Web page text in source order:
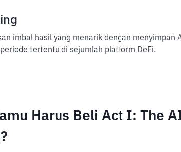
imbal hasil yang menarik dengan menyimpan
tertentu di sejumlah platform DeFi.
Harus Beli Act I: The